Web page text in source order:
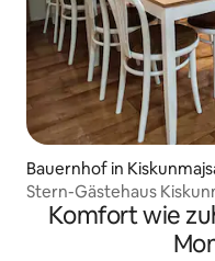
Bauernhof in
Stern-Gästehaus
Komfort wie